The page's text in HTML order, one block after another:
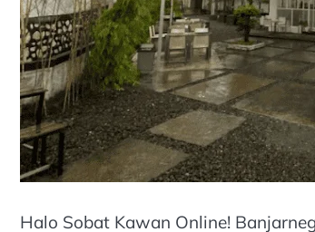
Halo Sobat Kawan Online!